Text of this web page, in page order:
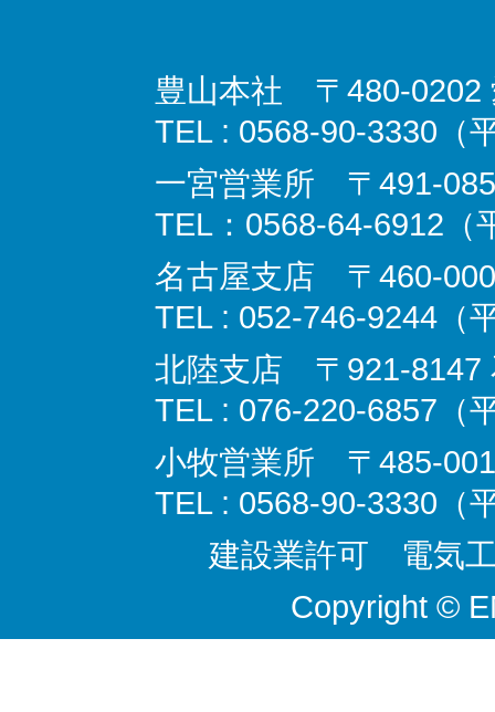
豊山本社 〒480-0202
TEL : 0568-90-3330（
一宮営業所 〒491-
TEL：0568-64-6912（
名古屋支店 〒
TEL : 052-746-9244（
北陸支店 〒921-8147
TEL : 076-220-6857（
小牧営業所 〒485-
TEL : 0568-90-3330（
建設業許可 電気
Copyright ©